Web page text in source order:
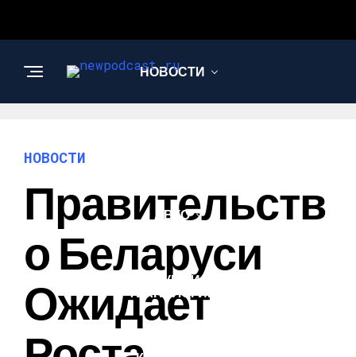
НОВОСТИ
АВТО
НАУКА И
ТЕХНОЛОГИИ
НОВОСТИ
Правительств
О Беларуси
Ожидает